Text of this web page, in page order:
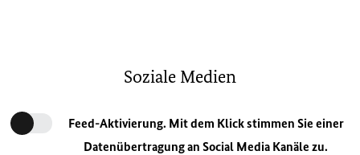
Soziale Medien
Feed-Aktivierung. Mit dem Klick stimmen Sie einer
Datenübertragung an Social Media Kanäle zu.